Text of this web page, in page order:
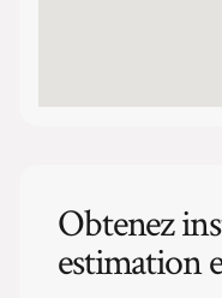
Obtenez
estimation